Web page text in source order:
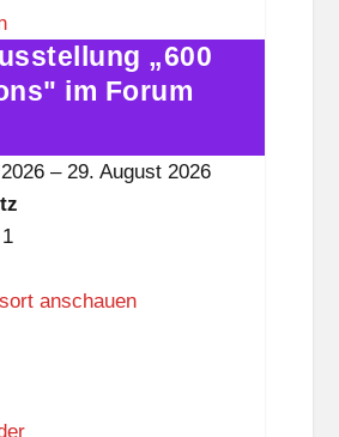
„600
im Forum
–29. August 2026
anschauen